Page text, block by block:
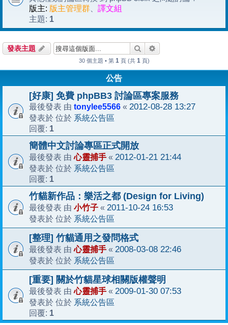
版主: 版主管理群
譯文組
主題: 1
發表主題 搜尋
30 個主題 • 第 1 頁 (共 1 頁)
公告
[好康] 免費 phpBB3 討論區專案服務
最後發表 由 tonylee5566 « 2012-08-28 13:27
發表於 位於 系統公告區
回覆: 1
簡體中文討論專區正式開放
最後發表 由心靈捕手 « 2012-01-21 21:44
發表於 位於 系統公告區
回覆: 1
竹貓新作品：樂活之都 (Design for Living)
最後發表 由 小竹子 « 2011-10-24 16:53
發表於 位於 系統公告區
[整理] 竹貓通用之發問格式
最後發表 由心靈捕手 « 2008-03-08 22:46
發表於 位於 系統公告區
[重要] 關於竹貓星球相關版權聲明
最後發表 由心靈捕手 « 2009-01-30 07:53
發表於 位於 系統公告區
回覆: 1